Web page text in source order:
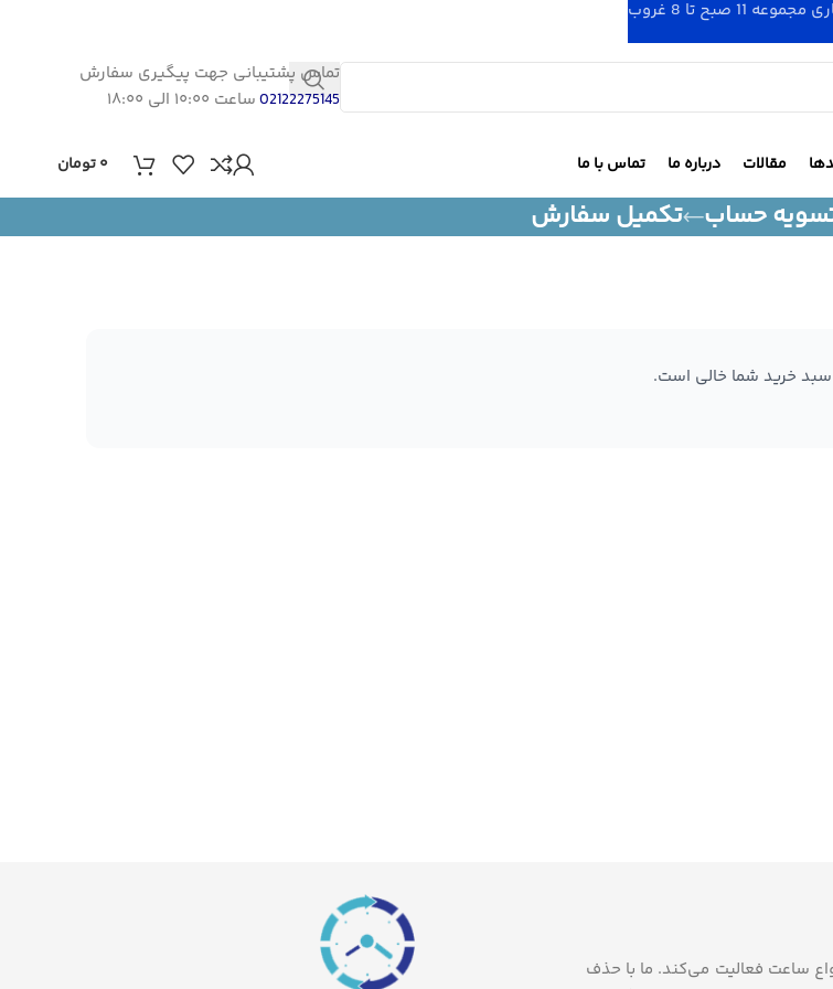
تماس پشتیبانی جهت پیگیری سفارش
02122275145ساعت ۱۰:۰۰ الی ۱۸:۰۰
مقالات درباره ما تماس با ما ۰تومان
حساب تکمیل سفارش
سبد خرید شما خالی است.
انواع ساعت فعالیت می‌کند. ما با حذف